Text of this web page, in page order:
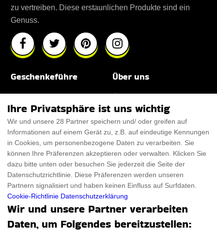
zu vertreiben. Diese erstaunlichen Produkte sind ein
Genuss.
Geschenkeführe
Für Haustiere
ThanksGiving
Über uns
Rabattcode
Trendiger Rabattcode
Black Friday
Ein Produkt einreichen
Kontakt
Datenschutz­erklärung
Datenschutz­erklärung
Ihre Privatsphäre ist uns wichtig
Wir und unsere 28 Partner speichern und/ oder greifen auf
Informationen auf einem Gerät zu, z.B. auf eindeutige Kennungen
in Cookies, um personenbezogene Daten zu verarbeiten. Sie
können Ihre Präferenzen akzeptieren oder verwalten. Klicken Sie
dazu bitte unten oder besuchen Sie jederzeit die Seite der
Datenschutzrichtlinie. Diese Präferenzen werden unseren
Partnern signalisiert und haben keinen Einfluss auf Surfdaten.
Cookie-Richtlinie Datenschutzerklärung
Wir und unsere Partner verarbeiten
Daten, um Folgendes bereitzustellen: